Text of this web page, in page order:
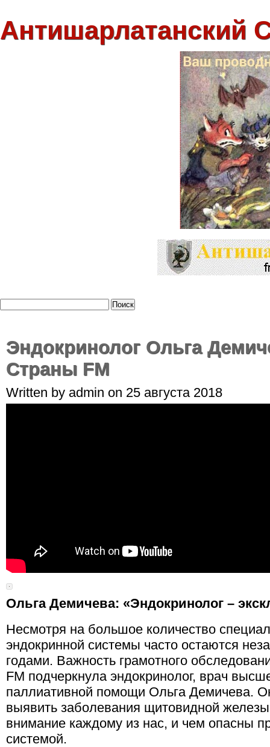
Антишарлатанский
Эндокринолог Ольга
Страны FM
Written by admin on 25 августа 2018
Ольга Демичева: «Эндокринолог –
Несмотря на большое количество
эндокринной системы часто остаются
годами. Важность грамотного
FM подчеркнула эндокринолог, врач
паллиативной помощи Ольга Демичева.
выявить заболевания щитовидной
внимание каждому из нас, и чем опасны
системой.